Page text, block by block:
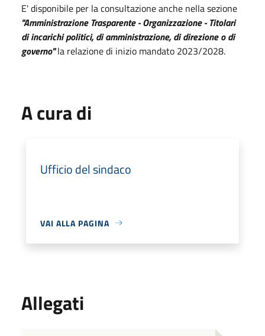
E' disponibile per la consultazione anche nella sezione
"Amministrazione Trasparente - Organizzazione - Titolari
di incarichi politici, di amministrazione, di direzione o di
governo"la relazione di inizio mandato 2023/2028.
A cura di
Ufficio del sindaco
VAI ALLA PAGINA
Allegati